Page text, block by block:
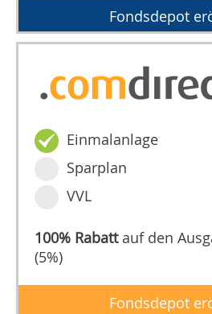
Fondsdepot
Einmalanlage
Sparplan
VVL
100% Rabattauf den
(5%)
Fondsdepot